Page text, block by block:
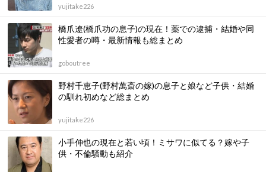
yujitake226
橋爪遼(橋爪功の息子)の現在！薬での逮捕・結婚や同
性愛者の噂・最新情報も総まとめ
goboutree
野村千恵子(野村萬斎の嫁)の息子と娘など子供・結婚
の馴れ初めなど総まとめ
yujitake226
小手伸也の現在と若い頃！ミサワに似てる？嫁や子
供・不倫騒動も紹介